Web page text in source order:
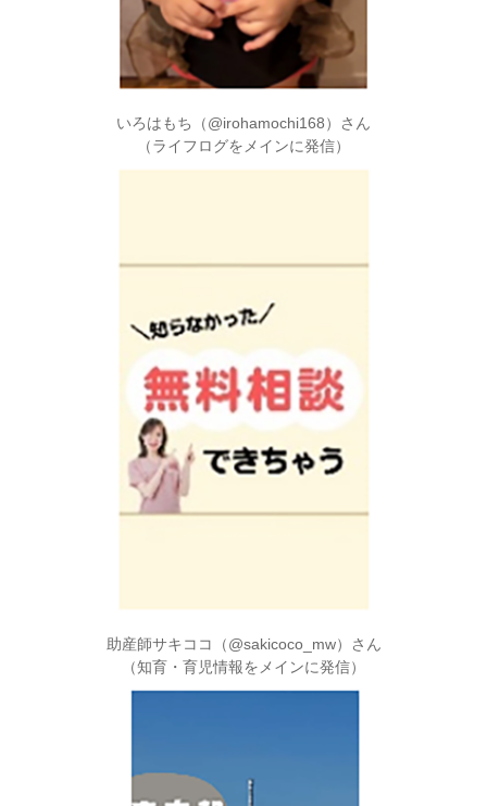
いろはもち（@irohamochi168）さん
（ライフログをメインに発信）
助産師サキココ（@sakicoco_mw）さん
（知育・育児情報をメインに発信）